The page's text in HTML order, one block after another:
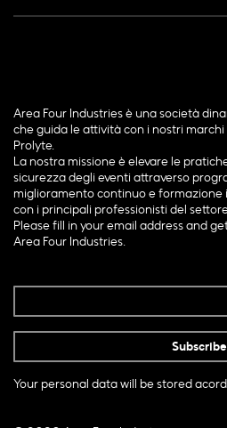
Area Four Industries è una società
che guida le attività con i nostri marchi
Prolyte.
La nostra missione è elevare le
sicurezza degli eventi attraverso
miglioramento continuo e formazione
con i principali professionisti del
Please fill in your email address and
Area Four Industries.
Your personal data will be stored